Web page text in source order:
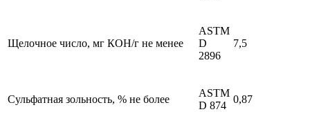
Щелочное число, мг КОН/г не менее
ASTM
D
2896
7,5
Сульфатная зольность, % не более
ASTM
D 874
0,87